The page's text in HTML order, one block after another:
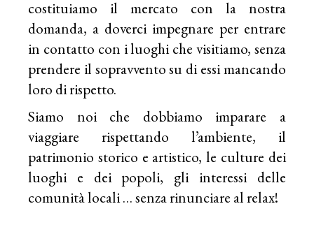
costituiamo il mercato con la nostra
domanda, a doverci impegnare per entrare
in contatto con i luoghi che visitiamo, senza
prendere il sopravvento su di essi mancando
loro di rispetto.
Siamo noi che dobbiamo imparare a
viaggiare rispettando l’ambiente, il
patrimonio storico e artistico, le culture dei
luoghi e dei popoli, gli interessi delle
comunità locali … senza rinunciare al relax!